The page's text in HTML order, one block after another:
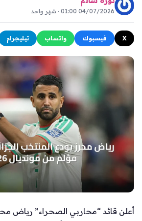
04/07/2026 01:00 · شهر واحد
X فيسبوك واتساب تيليجرام
أعلن قائد “محاربي الصحراء” رياض